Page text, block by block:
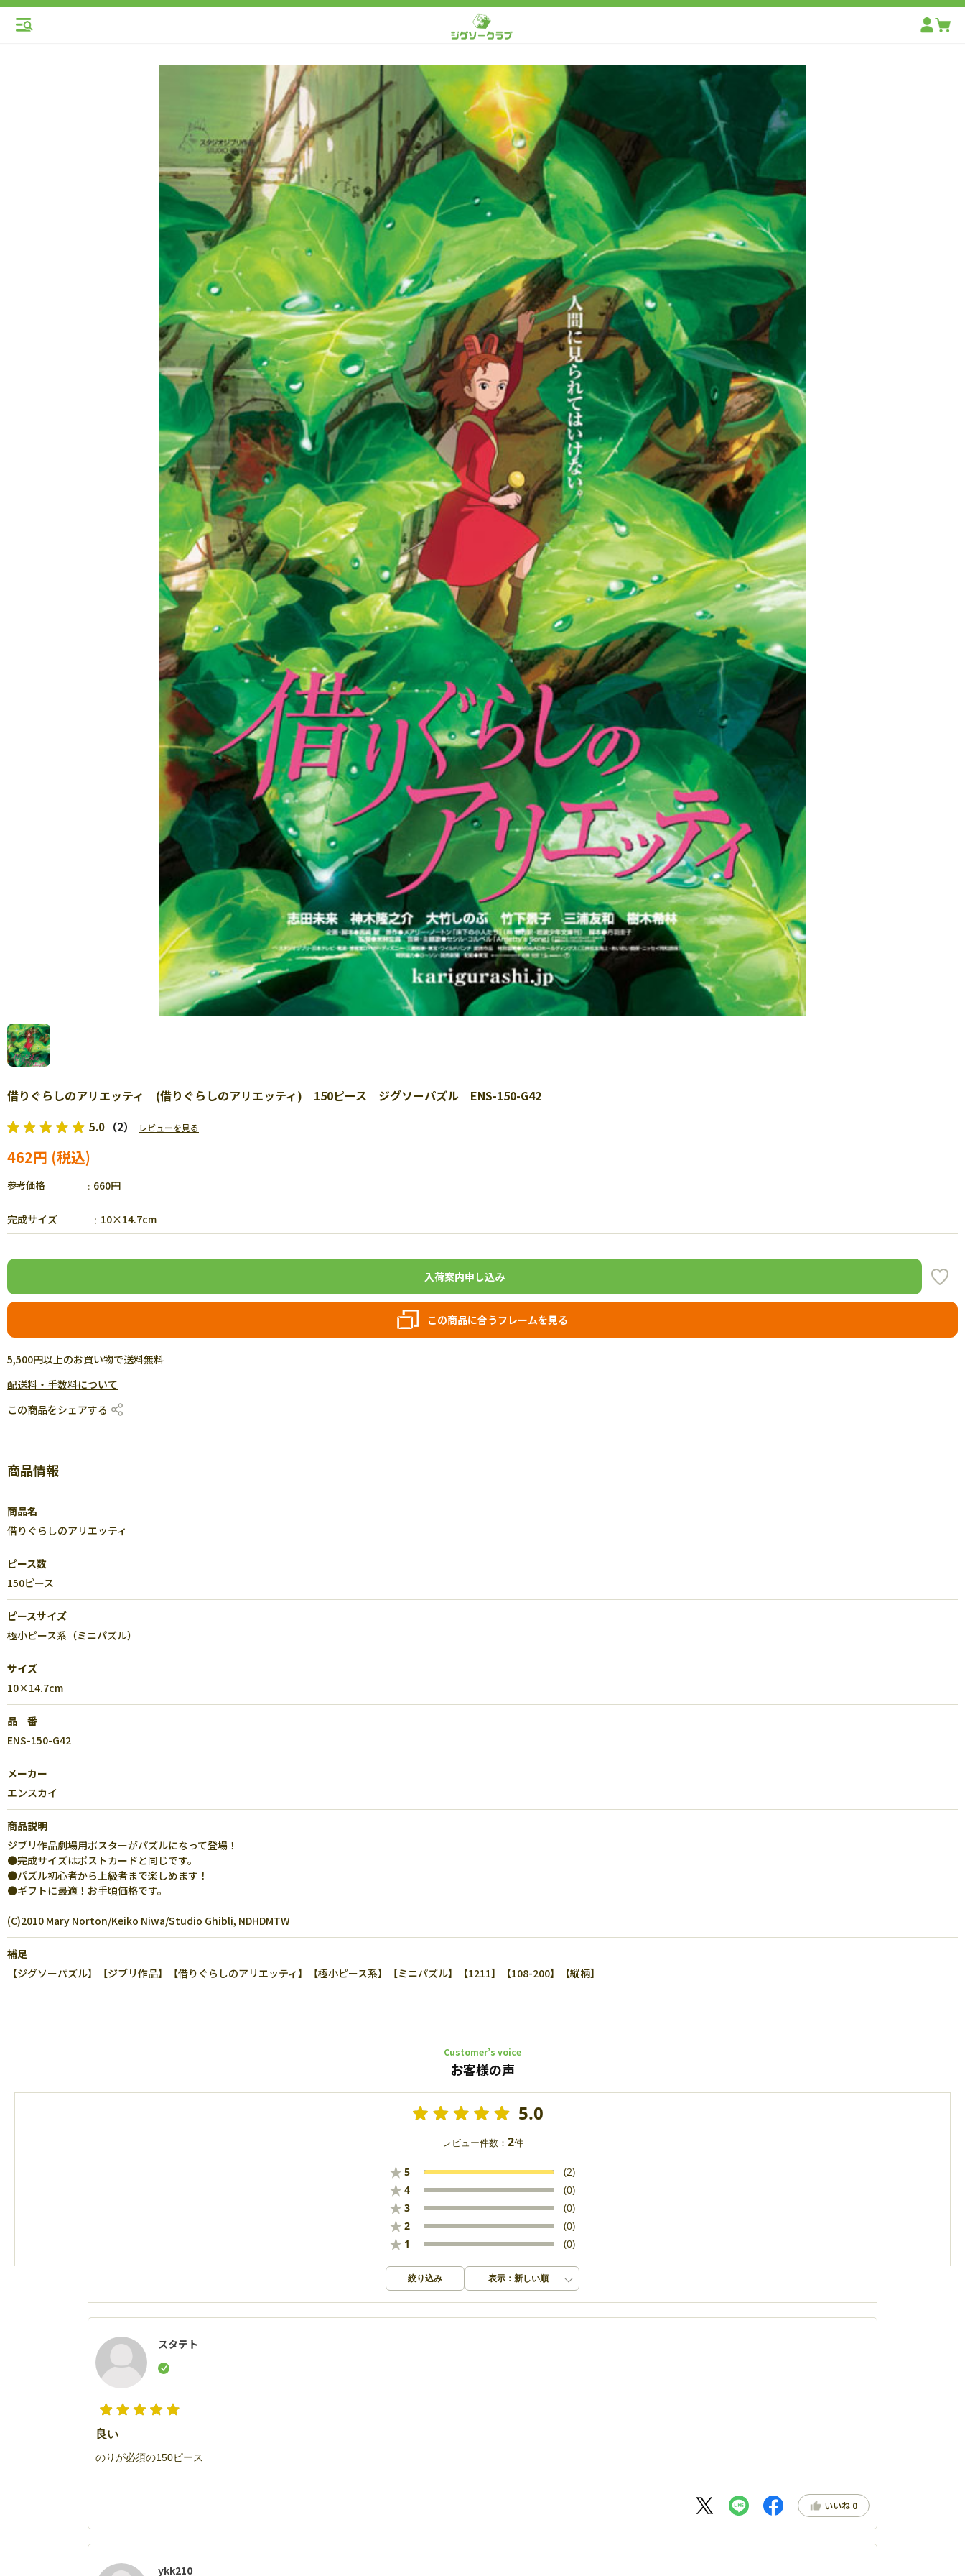
借りぐらしのアリエッティ (借りぐらしのアリエッティ) 150ピース ジグソーパズル ENS-150-G42
5.0 （2） レビューを見る
462円
参考価格 660円
完成サイズ 10×14.7cm
入荷案内申し込み
この商品に合うフレームを見る
5,500円以上のお買い物で送料無料
配送料・手数料について
この商品をシェアする
商品情報
商品名
借りぐらしのアリエッティ
ピース数
150ピース
ピースサイズ
極小ピース系（ミニパズル）
サイズ
10×14.7cm
品 番
ENS-150-G42
メーカー
エンスカイ
商品説明
ジブリ作品劇場用ポスターがパズルになって登場！
●完成サイズはポストカードと同じです。
●パズル初心者から上級者まで楽しめます！
●ギフトに最適！お手頃価格です。
(C)2010 Mary Norton/Keiko Niwa/Studio Ghibli, NDHDMTW
補足
【ジグソーパズル】【ジブリ作品】【借りぐらしのアリエッティ】【極小ピース系】【ミニパズル】【1211】【108-200】【縦柄】
Customer’s voice
お客様の声
5.0
レビュー件数： 2件
★5 (2)
★4 (0)
★3 (0)
★2 (0)
★ 1 (0)
絞り込み 表示：新しい順
スタテト
良い
のりが必須の150ピース
いいね 0
ykk210